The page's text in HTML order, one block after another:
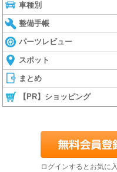
車種別
整備手帳
パーツレビュー
スポット
まとめ
【PR】ショッピング
ログインするとお気に